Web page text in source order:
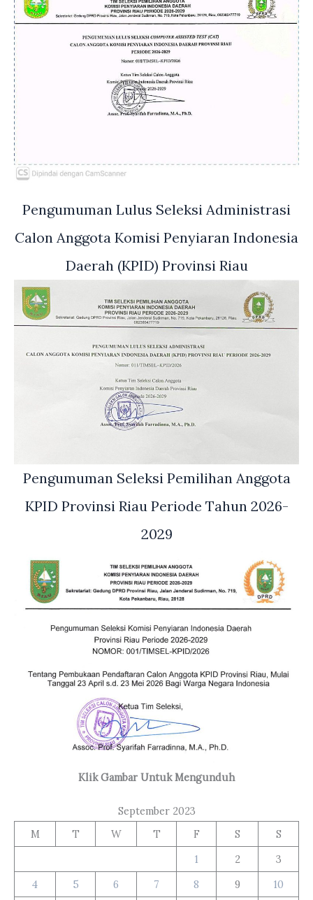
Pengumuman Lulus Seleksi Administrasi
Calon Anggota Komisi Penyiaran Indonesia
Daerah (KPID) Provinsi Riau
Pengumuman Seleksi Pemilihan Anggota
KPID Provinsi Riau Periode Tahun 2026-
2029
Klik Gambar Untuk Mengunduh
September 2023
M
T W T F S
S
1
2
3
4
5 6 7 8 9 10